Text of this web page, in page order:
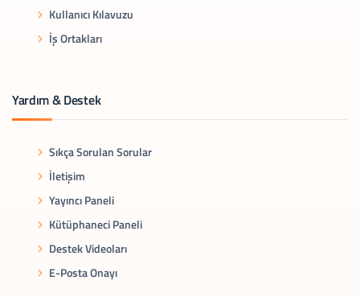
Kullanıcı Kılavuzu
İş Ortakları
Yardım & Destek
Sıkça Sorulan Sorular
İletişim
Yayıncı Paneli
Kütüphaneci Paneli
Destek Videoları
E-Posta Onayı